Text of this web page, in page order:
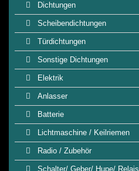
Dichtungen
Scheibendichtungen
Türdichtungen
Sonstige Dichtungen
Elektrik
Anlasser
Batterie
Lichtmaschine / Keilriemen
Radio / Zubehör
Schalter/ Geber/ Hupe/ Relais